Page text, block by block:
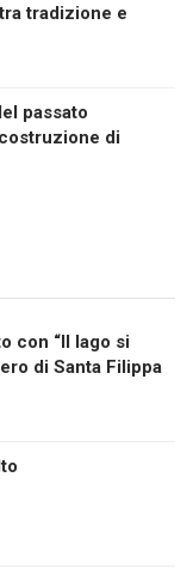
tradizione e
passato
di
con “Il lago si
di Santa Filippa